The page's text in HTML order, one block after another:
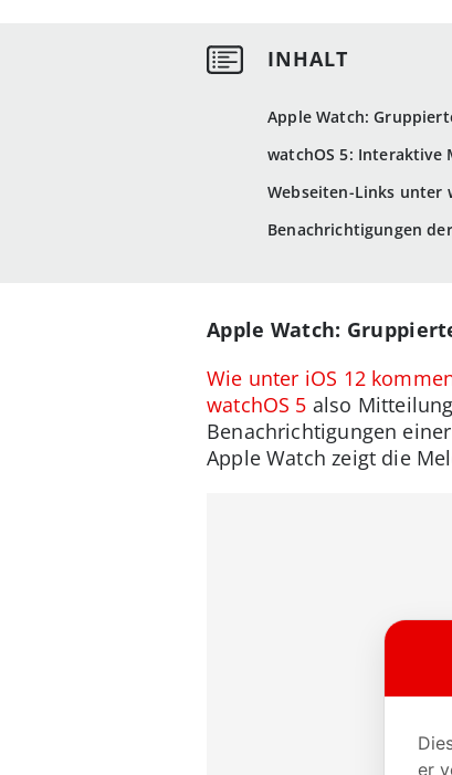
Apple Watch:
watchOS 5:
Webseiten-Links unter
Benachrichtigungen
Apple Watch:
Wie unter iOS 12
watchOS 5 also
Benachrichtigungen
Apple Watch zeigt die